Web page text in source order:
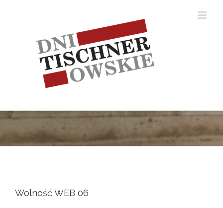
Wolność WEB 06